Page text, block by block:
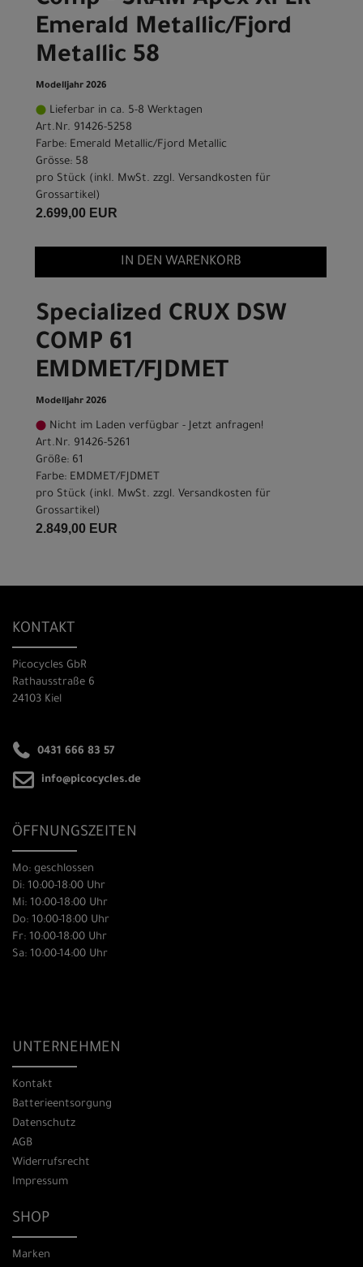
Emerald Metallic/Fjord
Metallic 58
Modelljahr 2026
Lieferbar in ca. 5-8 Werktagen
Art.Nr. 91426-5258
Farbe: Emerald Metallic/Fjord Metallic
Grösse: 58
pro Stück (inkl. MwSt. zzgl. Versandkosten für
Grossartikel)
2.699,00 EUR
IN DEN WARENKORB
Specialized CRUX DSW
COMP 61
EMDMET/FJDMET
Modelljahr 2026
Nicht im Laden verfügbar - Jetzt anfragen!
Art.Nr. 91426-5261
Größe: 61
Farbe: EMDMET/FJDMET
pro Stück (inkl. MwSt. zzgl. Versandkosten für
Grossartikel)
2.849,00 EUR
KONTAKT
Picocycles GbR
Rathausstraße 6
24103 Kiel
0431 666 83 57
info@picocycles.de
ÖFFNUNGSZEITEN
Mo: geschlossen
Di: 10:00-18:00 Uhr
Mi: 10:00-18:00 Uhr
Do: 10:00-18:00 Uhr
Fr: 10:00-18:00 Uhr
Sa: 10:00-14:00 Uhr
UNTERNEHMEN
Kontakt
Batterieentsorgung
Datenschutz
AGB
Widerrufsrecht
Impressum
SHOP
Marken